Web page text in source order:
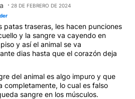
28 DE FEBRERO DE 2024
patas traseras, les hacen punciones
y la sangre va cayendo en
y así el animal se va
dias hasta que el corazón deja
del animal es algo impuro y que
completamente, lo cual es falso
sangre en los músculos.